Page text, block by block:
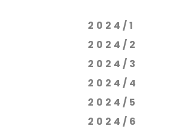
2024/1
2024/2
2024/3
2024/4
2024/5
2024/6